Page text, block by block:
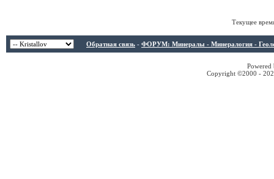
Текущее
Обратная связь - ФОРУМ: Минералы - Минералогия -
Copyright ©2000 -